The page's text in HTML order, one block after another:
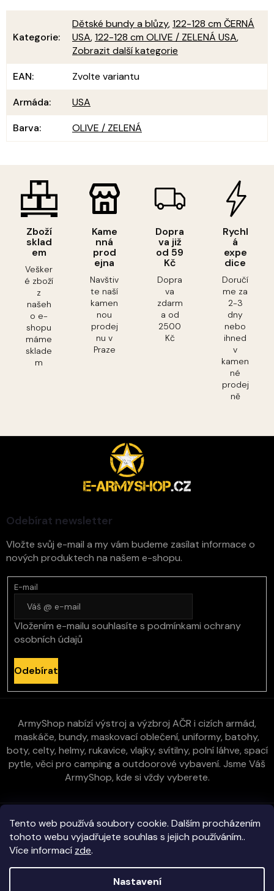
Tento web používá soubory cookie. Dalším procházením
tohoto webu vyjadřujete souhlas s jejich používáním..
Více informací zde.
Nastavení
Zboží
sklad
em
Vešker
é zboží
z
našeh
o e-
shopu
máme
sklade
m
Kame
nná
prod
ejna
Navštiv
te naší
kamen
nou
prodej
nu v
Praze
Dopra
va již
od 59
Kč
Dopra
va
zdarm
a od
2500
Kč
Rychl
á
expe
dice
Doručí
me za
2-3
dny
nebo
ihned
v
kamen
né
prodej
ně
Kategorie:
Dětské bundy a blůzy,122-128 cm ČERNÁ
USA,122-128 cm OLIVE / ZELENÁ USA,
Zobrazit další kategorie
EAN:
Zvolte variantu
Armáda:
USA
Barva: OLIVE / ZELENÁ
Odebírat newsletter
Vložte svůj e-mail a my vám budeme zasílat informace o
nových produktech na našem e-shopu.
E-mail
Vložením e-mailu souhlasíte s podmínkami ochrany
osobních údajů
Odebírat
ArmyShop nabízí výstroj a výzbroj AČR i cizích armád,
maskáče, bundy, maskovací oblečení, uniformy, batohy,
boty, celty, helmy, rukavice, vlajky, svítilny, polní láhve, spací
pytle, věci pro camping a outdoorové vybavení. Jsme Váš
ArmyShop, kde si vždy vyberete.
Zákaznická péče
Vše o nákupu